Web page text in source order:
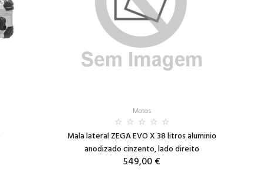
Motos
Mala lateral ZEGA EVO X 38 litros aluminio
anodizado cinzento, lado direito
549,00 €